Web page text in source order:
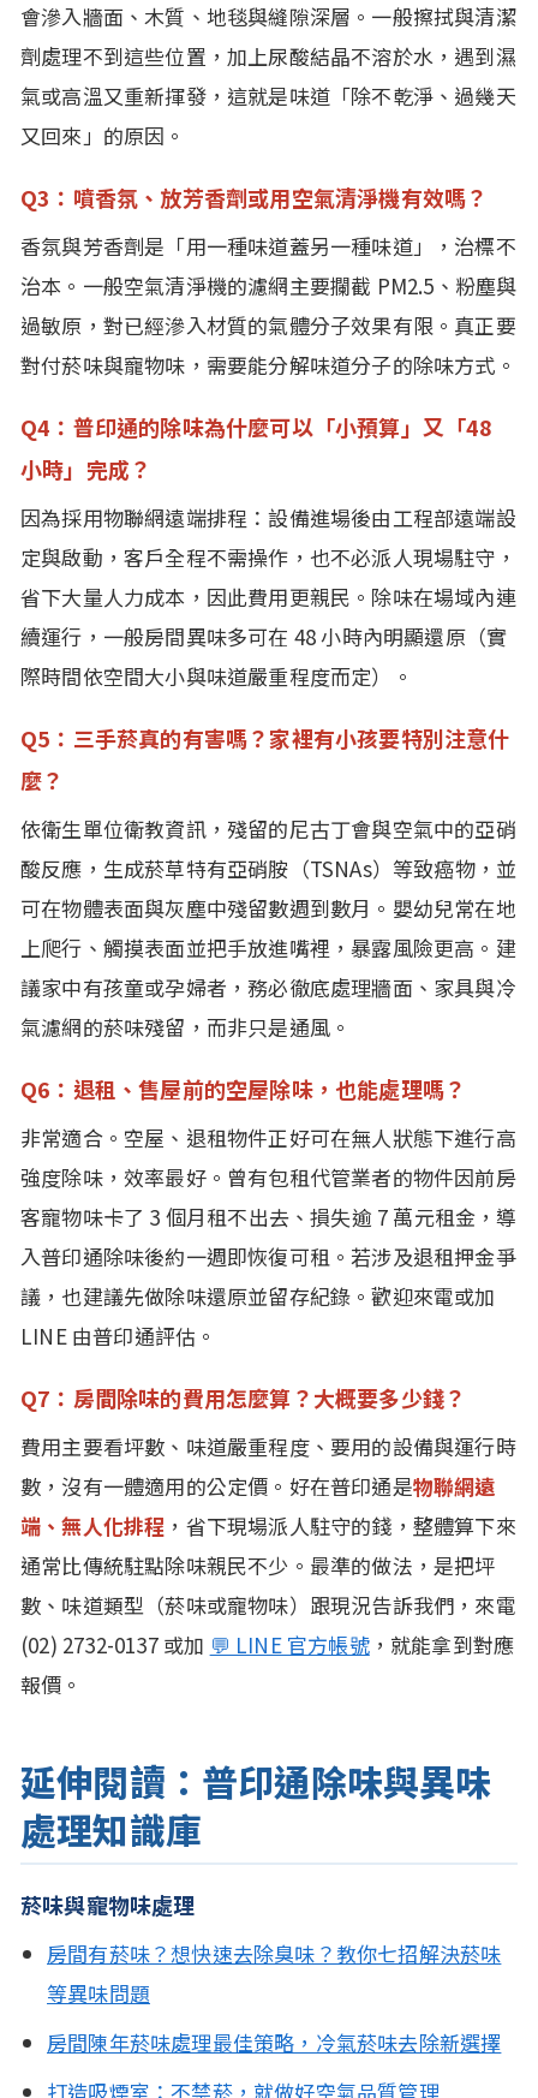
會滲入牆面、木質、地毯與縫隙深層。一般擦拭與清潔
劑處理不到這些位置，加上尿酸結晶不溶於水，遇到濕
氣或高溫又重新揮發，這就是味道「除不乾淨、過幾天
又回來」的原因。
Q3：噴香氛、放芳香劑或用空氣清淨機有效嗎？
香氛與芳香劑是「用一種味道蓋另一種味道」，治標不
治本。一般空氣清淨機的濾網主要攔截 PM2.5、粉塵與
過敏原，對已經滲入材質的氣體分子效果有限。真正要
對付菸味與寵物味，需要能分解味道分子的除味方式。
Q4：普印通的除味為什麼可以「小預算」又「48
小時」完成？
因為採用物聯網遠端排程：設備進場後由工程部遠端設
定與啟動，客戶全程不需操作，也不必派人現場駐守，
省下大量人力成本，因此費用更親民。除味在場域內連
續運行，一般房間異味多可在 48 小時內明顯還原（實
際時間依空間大小與味道嚴重程度而定）。
Q5：三手菸真的有害嗎？家裡有小孩要特別注意什
麼？
依衛生單位衛教資訊，殘留的尼古丁會與空氣中的亞硝
酸反應，生成菸草特有亞硝胺（TSNAs）等致癌物，並
可在物體表面與灰塵中殘留數週到數月。嬰幼兒常在地
上爬行、觸摸表面並把手放進嘴裡，暴露風險更高。建
議家中有孩童或孕婦者，務必徹底處理牆面、家具與冷
氣濾網的菸味殘留，而非只是通風。
Q6：退租、售屋前的空屋除味，也能處理嗎？
非常適合。空屋、退租物件正好可在無人狀態下進行高
強度除味，效率最好。曾有包租代管業者的物件因前房
客寵物味卡了 3 個月租不出去、損失逾 7 萬元租金，導
入普印通除味後約一週即恢復可租。若涉及退租押金爭
議，也建議先做除味還原並留存紀錄。歡迎來電或加
LINE 由普印通評估。
Q7：房間除味的費用怎麼算？大概要多少錢？
費用主要看坪數、味道嚴重程度、要用的設備與運行時
數，沒有一體適用的公定價。好在普印通是物聯網遠
端、無人化排程 ，省下現場派人駐守的錢，整體算下來
通常比傳統駐點除味親民不少。最準的做法，是把坪
數、味道類型（菸味或寵物味）跟現況告訴我們，來電
(02) 2732-0137 或加 💬 LINE 官方帳號，就能拿到對應
報價。
延伸閱讀：普印通除味與異味
處理知識庫
菸味與寵物味處理
房間有菸味？想快速去除臭味？教你七招解決菸味
等異味問題
房間陳年菸味處理最佳策略，冷氣菸味去除新選擇
打造吸煙室：不禁菸，就做好空氣品質管理